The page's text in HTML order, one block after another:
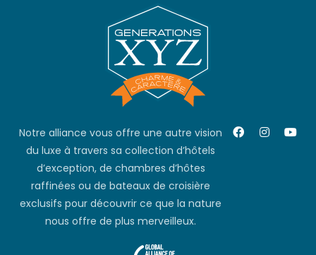
Notre alliance vous offre une autre vision
du luxe à travers sa collection d’hôtels
d’exception, de chambres d’hôtes
raffinées ou de bateaux de croisière
exclusifs pour découvrir ce que la nature
nous offre de plus merveilleux.